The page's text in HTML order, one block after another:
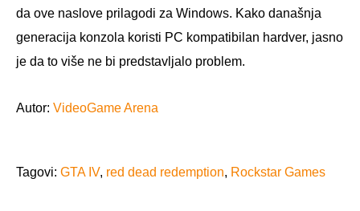
da ove naslove prilagodi za Windows. Kako današnja
generacija konzola koristi PC kompatibilan hardver, jasno
je da to više ne bi predstavljalo problem.
Autor: VideoGame Arena
Tagovi: GTA IV, red dead redemption, Rockstar Games